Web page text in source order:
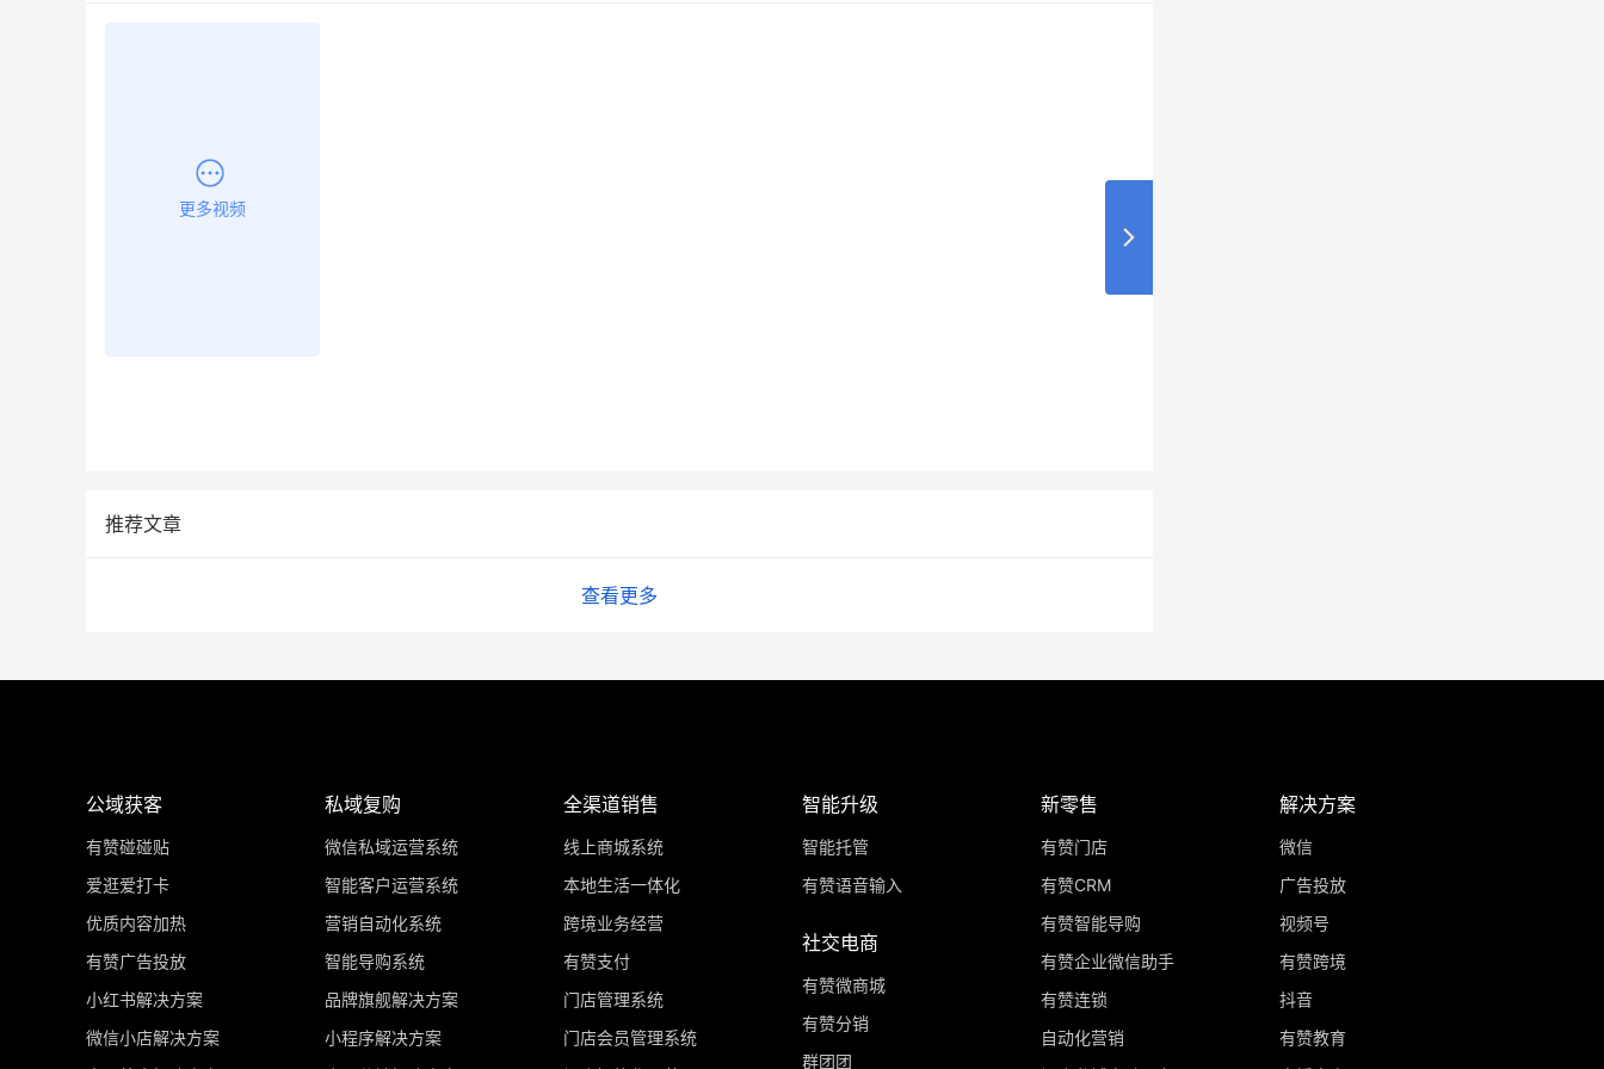
更多视频
推荐文章
查看更多
公域获客
有赞碰碰贴
爱逛爱打卡
优质内容加热
有赞广告投放
小红书解决方案
微信小店解决方案
私域复购
微信私域运营系统
智能客户运营系统
营销自动化系统
智能导购系统
品牌旗舰解决方案
小程序解决方案
全渠道销售
线上商城系统
本地生活一体化
跨境业务经营
有赞支付
门店管理系统
门店会员管理系统
智能升级
智能托管
有赞语音输入
社交电商
有赞微商城
有赞分销
群团团
新零售
有赞门店
有赞CRM
有赞智能导购
有赞企业微信助手
有赞连锁
自动化营销
解决方案
微信
广告投放
视频号
有赞跨境
抖音
有赞教育